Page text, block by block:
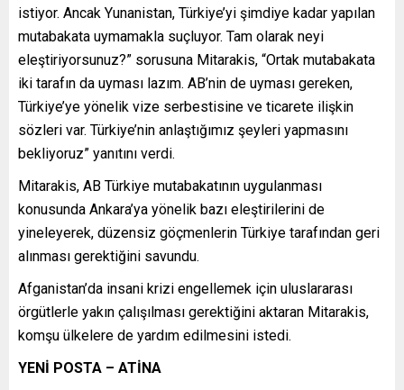
istiyor. Ancak Yunanistan, Türkiye’yi şimdiye kadar yapılan
mutabakata uymamakla suçluyor. Tam olarak neyi
eleştiriyorsunuz?” sorusuna Mitarakis, “Ortak mutabakata
iki tarafın da uyması lazım. AB’nin de uyması gereken,
Türkiye’ye yönelik vize serbestisine ve ticarete ilişkin
sözleri var. Türkiye’nin anlaştığımız şeyleri yapmasını
bekliyoruz” yanıtını verdi.
Mitarakis, AB Türkiye mutabakatının uygulanması
konusunda Ankara’ya yönelik bazı eleştirilerini de
yineleyerek, düzensiz göçmenlerin Türkiye tarafından geri
alınması gerektiğini savundu.
Afganistan’da insani krizi engellemek için uluslararası
örgütlerle yakın çalışılması gerektiğini aktaran Mitarakis,
komşu ülkelere de yardım edilmesini istedi.
YENİ POSTA – ATİNA